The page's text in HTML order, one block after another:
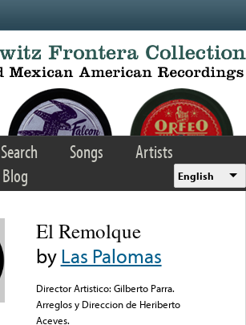
Search Songs
Artists
Blog English
El Remolque
byLas Palomas
Director Artistico: Gilberto Parra.
Arreglos y Direccion de Heriberto
Aceves.